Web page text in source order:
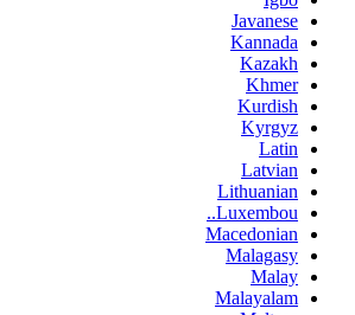
Javanese
Kannada
Kazakh
Khmer
Kurdish
Kyrgyz
Latin
Latvian
Lithuanian
Luxembou..
Macedonian
Malagasy
Malay
Malayalam